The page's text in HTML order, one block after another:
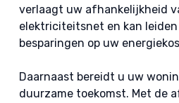
verlaagt uw afhankelijkheid
elektriciteitsnet en kan
besparingen op uw
Daarnaast bereidt u uw
duurzame toekomst. Met de